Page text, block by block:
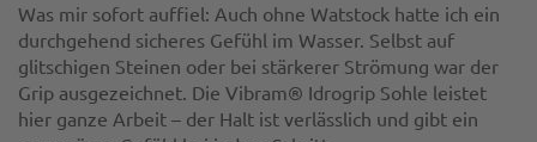
Was mir sofort auffiel: Auch ohne Watstock hatte ich ein
durchgehend sicheres Gefühl im Wasser. Selbst auf
glitschigen Steinen oder bei stärkerer Strömung war der
Grip ausgezeichnet. Die Vibram® Idrogrip Sohle leistet
hier ganze Arbeit – der Halt ist verlässlich und gibt ein